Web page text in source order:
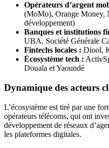
Opérateurs d’argent
(MoMo), Orange Money,
développement)
Banques et institutions
UBA, Société Générale
Fintechs locales : Diool,
Écosystème tech :
Douala et Yaoundé
Dynamique des acteurs
L’écosystème est tiré par une
opérateurs télécoms, qui ont
développement de réseaux
les plateformes digitales.